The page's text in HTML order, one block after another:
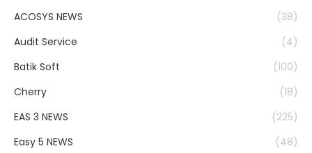
ACOSYS NEWS
(38)
Audit Service
(4)
Batik Soft
(100)
Cherry
(18)
EAS 3 NEWS
(225)
Easy 5 NEWS
(48)